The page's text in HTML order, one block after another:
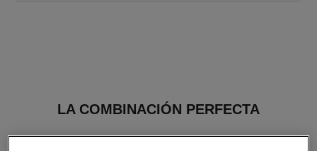
LA COMBINACIÓN PERFECTA